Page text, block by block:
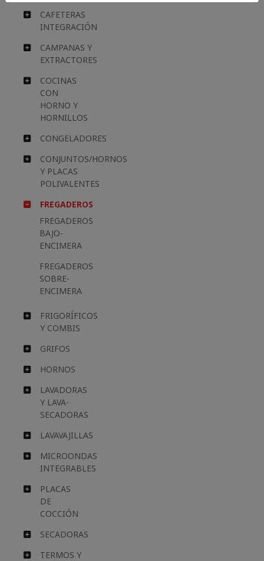
CAFETERAS
INTEGRACIÓN
CAMPANAS Y
EXTRACTORES
COCINAS
CON
HORNO Y
HORNILLOS
CONGELADORES
CONJUNTOS/HORNOS
Y PLACAS
POLIVALENTES
FREGADEROS
FREGADEROS
BAJO-
ENCIMERA
FREGADEROS
SOBRE-
ENCIMERA
FRIGORÍFICOS
Y COMBIS
GRIFOS
HORNOS
LAVADORAS
Y LAVA-
SECADORAS
LAVAVAJILLAS
MICROONDAS
INTEGRABLES
PLACAS
DE
COCCIÓN
SECADORAS
TERMOS Y